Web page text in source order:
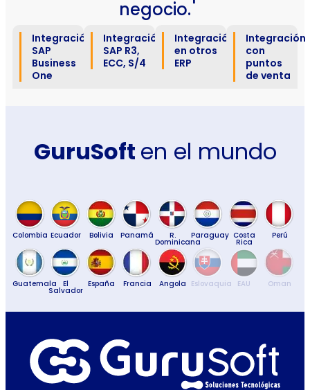
negocio.
Integración
SAP
Business
One
Integración
SAP R3,
ECC, S/4
Integración
en otros
ERP
Integración
con
puntos
de venta
GuruSoft en el mundo
Colombia Ecuador Bolivia Panamá R.
Dominicana
Paraguay Costa
Rica
Perú
Guatemala El
Salvador
España Francia Angola Eslovaquia EAU Oman